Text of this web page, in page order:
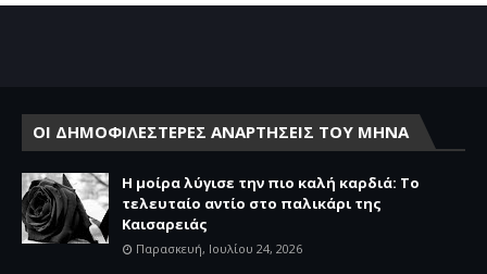
ΟΙ ΔΗΜΟΦΙΛΕΣΤΕΡΕΣ ΑΝΑΡΤΗΣΕΙΣ ΤΟΥ ΜΗΝΑ
Η μοίρα λύγισε την πιο καλή καρδιά: Το
τελευταίο αντίο στο παλικάρι της
Καισαρειάς
Παρασκευή, Ιουλίου 24, 2026